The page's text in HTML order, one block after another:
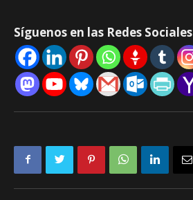
Síguenos en las Redes Sociales